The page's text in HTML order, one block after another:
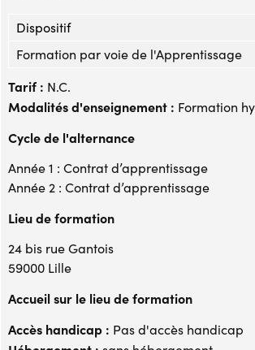
Dispositif
Formation par voie de l'Apprentissage
Tarif : N.C.
Modalités d'enseignement : Formation
Cycle de l'alternance
Année 1 : Contrat d’apprentissage
Année 2 : Contrat d’apprentissage
Lieu de formation
24 bis rue Gantois
59000 Lille
Accueil sur le lieu de formation
Accès handicap : Pas d'accès handicap